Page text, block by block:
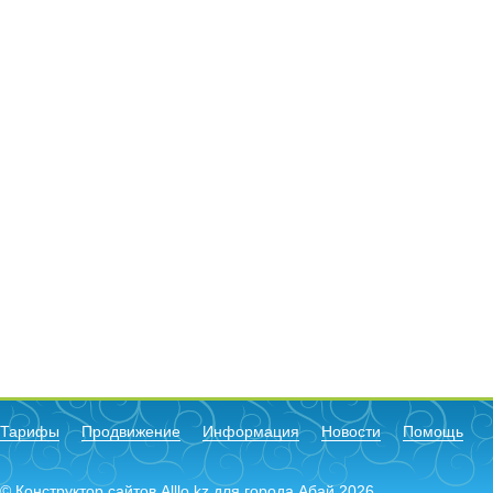
Тарифы Продвижение Информация Новости Помощь